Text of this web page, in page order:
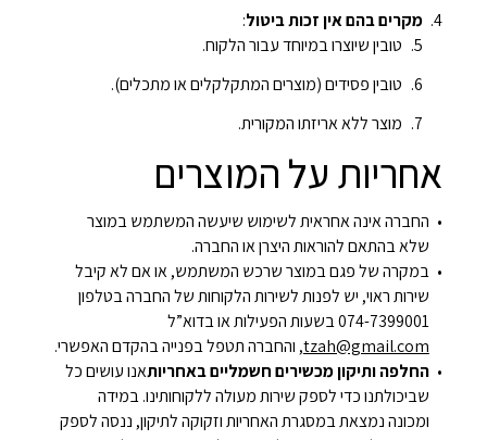
מקרים בהם אין זכות ביטול:
טובין שיוצרו במיוחד עבור הלקוח.
טובין פסידים (מוצרים המתקלקלים או מתכלים).
מוצר ללא אריזתו המקורית.
אחריות על המוצרים
החברה אינה אחראית לשימוש שיעשה המשתמש במוצר
שלא בהתאם להוראות היצרן או החברה.
במקרה של פגם במוצר שרכש המשתמש, או אם לא קיבל
שירות ראוי, יש לפנות לשירות הלקוחות של החברה בטלפון
074-7399001 בשעות הפעילות או בדוא”ל
tzah@gmail.com, והחברה תטפל בפנייה בהקדם האפשרי.
החלפה ותיקון מכשירים חשמליים באחריותאנו עושים כל
שביכולתנו כדי לספק שירות מעולה ללקוחותינו. במידה
ומכונה נמצאת במסגרת האחריות וזקוקה לתיקון, ננסה לספק